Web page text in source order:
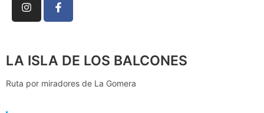
LA ISLA DE LOS BALCONES
Ruta por miradores de La Gomera